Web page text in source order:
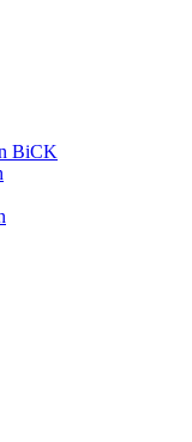
BiCK